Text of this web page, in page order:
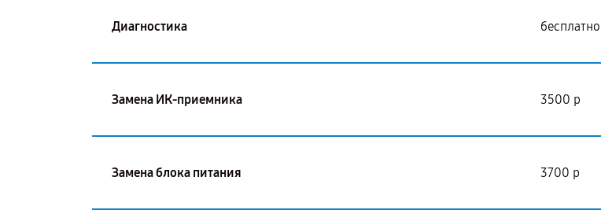
Диагностика бесплатно
Замена ИК-приемника 3500 р
Замена блока питания 3700 р